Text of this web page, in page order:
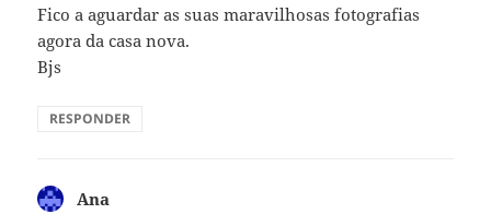
Fico a aguardar as suas maravilhosas fotografias
agora da casa nova.
Bjs
RESPONDER
Ana